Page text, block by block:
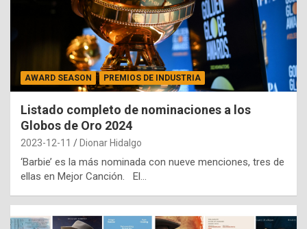
AWARD SEASON PREMIOS DE INDUSTRIA
Listado completo de nominaciones a los
Globos de Oro 2024
2023-12-11 Dionar Hidalgo
‘Barbie’ es la más nominada con nueve menciones, tres de
ellas en Mejor Canción. El…